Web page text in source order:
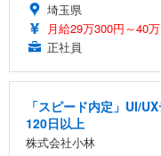
埼玉県
月給29万300円～40
正社員
「スピード内定」UI/
120日以上
株式会社小林